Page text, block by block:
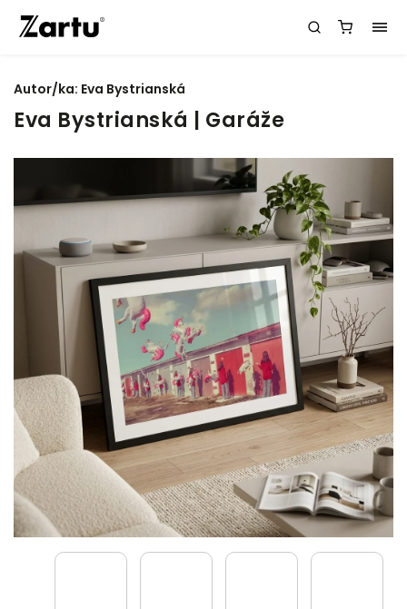
Eva Bystrianská | Garáže
Autor/ka: Eva Bystrianská